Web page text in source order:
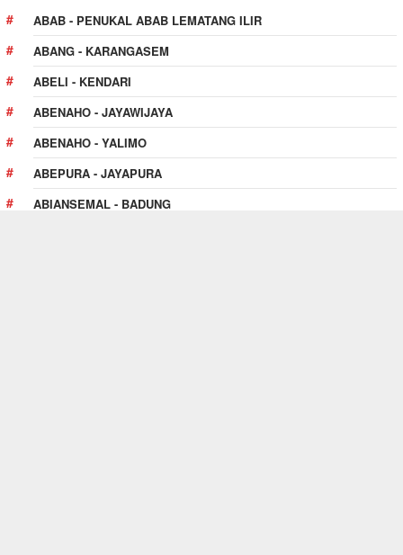
ABAB - PENUKAL ABAB LEMATANG ILIR
ABANG - KARANGASEM
ABELI - KENDARI
ABENAHO - JAYAWIJAYA
ABENAHO - YALIMO
ABEPURA - JAYAPURA
ABIANSEMAL - BADUNG